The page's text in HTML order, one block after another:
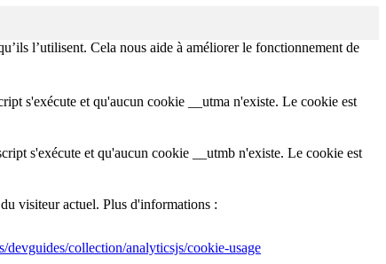
l’utilisent. Cela nous aide à améliorer le fonctionnement de
s'exécute et qu'aucun cookie __utma n'existe. Le cookie est
s'exécute et qu'aucun cookie __utmb n'existe. Le cookie est
visiteur actuel. Plus d'informations :
devguides/collection/analyticsjs/cookie-usage